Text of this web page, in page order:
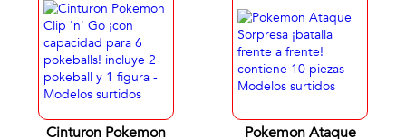
Cinturon Pokemon Pokemon Ataque